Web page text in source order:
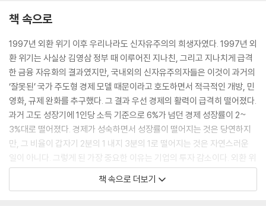
책 속으로
1997년 외환 위기 이후 우리나라도 신자유주의의 희생자였다. 1997년 외
환 위기는 사실상 김영삼 정부 때 이루어진 지나친, 그리고 지나치게 급격
한 금융 자유화의 결과였지만, 국내외의 신자유주의자들은 이것이 과거의
‘잘못된’ 국가 주도형 경제 모델 때문이라고 호도하면서 적극적인 개방, 민
영화, 규제 완화를 추구했다. 그 결과 우선 경제의 활력이 급격히 떨어졌다.
과거 고도 성장기에 1인당 소득 기준으로 6%가 넘던 경제 성장률이 2~
3%대로 떨어졌다. 경제가 성숙하면서 성장률이 떨어지는 것은 당연하지
만, 그 비율이 갑자기 2분의 1 내지 3분의 1로 떨어지는 것은 자연스러운
일이 아니다. 그렇게 된 가장 중요한 이유는 기업의 투자 감소이다. 외환 위
기 이후 자본 시장이 개방되면서 단기 이익을 추구하는 주주들, 특히 외국
인 주주들의 입김이 세어졌고, 이들이 계속 고배당과 자사주 매입 등을 요
책 속으로 더보기